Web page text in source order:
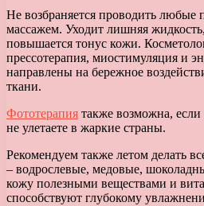
Не возбраняется проводить любые
массажем. Уходит лишняя
повышается тонус кожи.
прессотерапия, миостимуляция и
направлены на бережное
ткани.
Фототерапия также возможна, если
не улетаете в жаркие страны.
Рекомендуем также летом делать
– водрослевые, медовые,
кожу полезными веществами и
способствуют глубокому